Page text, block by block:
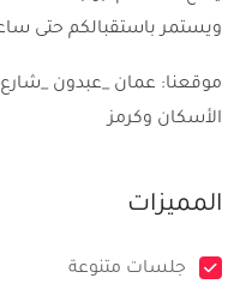
ويستمر باستقبالكم حتى
موقعنا: عمان _عبدون
الأسكان وكرمز
المميزات
جلسات متنوعة